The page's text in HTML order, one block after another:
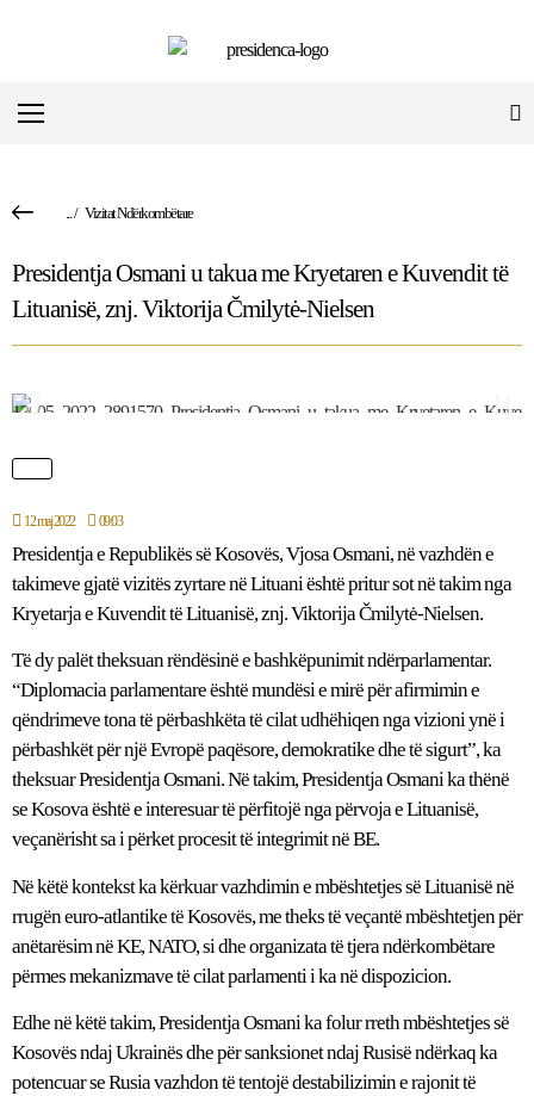
.../ Vizitat Ndërkombëtare
Presidentja Osmani u takua me Kryetaren e Kuvendit të
Lituanisë, znj. Viktorija Čmilytė-Nielsen
12 maj 2022 09:03
Presidentja e Republikës së Kosovës, Vjosa Osmani, në vazhdën e
takimeve gjatë vizitës zyrtare në Lituani është pritur sot në takim nga
Kryetarja e Kuvendit të Lituanisë, znj. Viktorija Čmilytė-Nielsen.
Të dy palët theksuan rëndësinë e bashkëpunimit ndërparlamentar.
“Diplomacia parlamentare është mundësi e mirë për afirmimin e
qëndrimeve tona të përbashkëta të cilat udhëhiqen nga vizioni ynë i
përbashkët për një Evropë paqësore, demokratike dhe të sigurt”, ka
theksuar Presidentja Osmani. Në takim, Presidentja Osmani ka thënë
se Kosova është e interesuar të përfitojë nga përvoja e Lituanisë,
veçanërisht sa i përket procesit të integrimit në BE.
Në këtë kontekst ka kërkuar vazhdimin e mbështetjes së Lituanisë në
rrugën euro-atlantike të Kosovës, me theks të veçantë mbështetjen për
anëtarësim në KE, NATO, si dhe organizata të tjera ndërkombëtare
përmes mekanizmave të cilat parlamenti i ka në dispozicion.
Edhe në këtë takim, Presidentja Osmani ka folur rreth mbështetjes së
Kosovës ndaj Ukrainës dhe për sanksionet ndaj Rusisë ndërkaq ka
potencuar se Rusia vazhdon të tentojë destabilizimin e rajonit të